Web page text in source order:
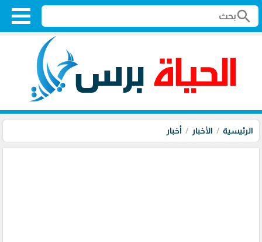
search
الرئيسية الأخبار أخبار